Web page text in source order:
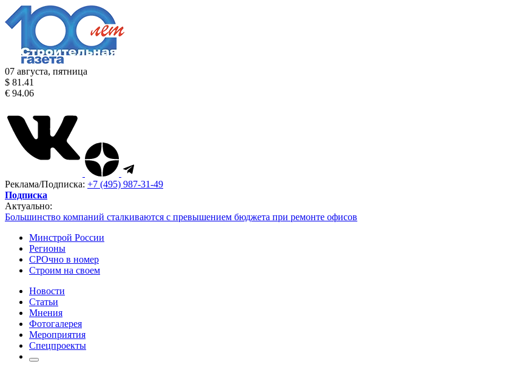
07 августа, пятница
$ 81.41
€ 94.06
Реклама/Подписка: +7 (495) 987-31-49
Подписка
Актуально:
Большинство компаний сталкиваются с превышением бюджета при ремонте офисов
Минстрой России
Регионы
СРОчно в номер
Строим на своем
Новости
Статьи
Мнения
Фотогалерея
Мероприятия
Спецпроекты